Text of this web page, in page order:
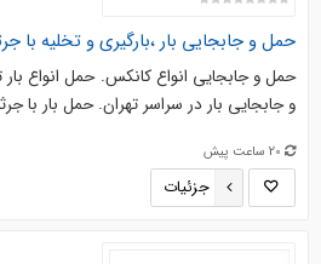
حمل و جابجایی بار ،بارگیری و تخلیه با
و جابجایی بار در سراسر تهران. حمل بار با
20 ساعت پیش
جزئیات